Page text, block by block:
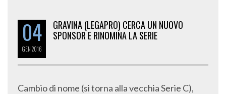
04
GEN2016
GRAVINA (LEGAPRO) CERCA UN NUOVO
SPONSOR E RINOMINA LA SERIE
Cambio di nome (si torna alla vecchia Serie C),